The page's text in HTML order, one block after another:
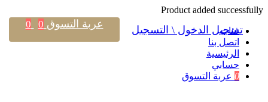
Product added successfully
فئات
اتصل بنا
اﻟﺮﺋﻴﺴﻴﺔ
حسابي
0 عربة التسوق
تسجيل الدخول \ التسجيل عربة التسوق 0
0